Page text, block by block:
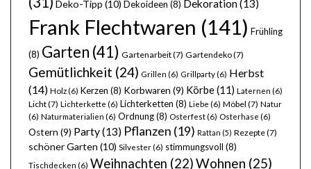
Deko-Tipp (10) Dekoideen (8) Dekoration(13)
Frank Flechtwaren (141) Frühling
(8) Garten (41) Gartenarbeit(7) Gartendeko(7)
Gemütlichkeit (24) Grillen (6) Grillparty(6) Herbst
(14) Holz(6) Kerzen (8) Korbwaren (9) Körbe(11) Laternen (6)
Licht(7) Lichterkette (6) Lichterketten (8) Liebe (6) Möbel (7) Natur
(6) Naturmaterialien (6) Ordnung(8) Osterfest(6) Osterhase (6)
Ostern (9) Party(13) Pflanzen (19) Rattan (5) Rezepte(7)
schöner Garten (10) Silvester(6) stimmungsvoll (8)
Tischdecken (6) Weihnachten (22)Wohnen (25)